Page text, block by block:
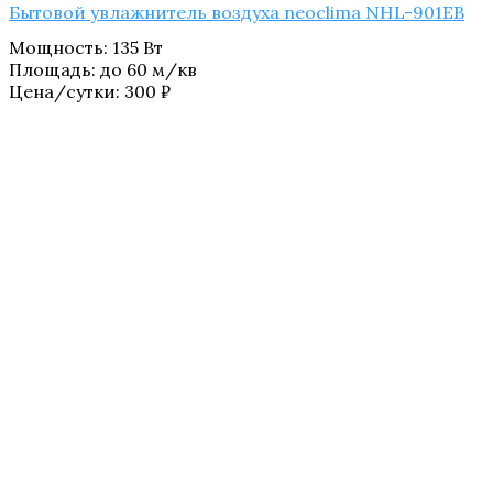
Бытовой увлажнитель воздуха neoclima NHL-901EB
Мощность: 135 Вт
Площадь: до 60 м/кв
Цена/сутки: 300 ₽